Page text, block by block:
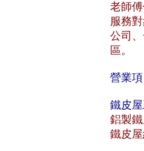
老師
服務
公司
區。
營業
鐵皮
鋁製
鐵皮